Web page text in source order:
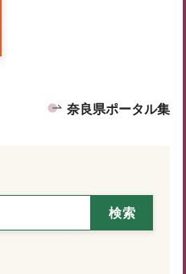
奈良県ポータル集